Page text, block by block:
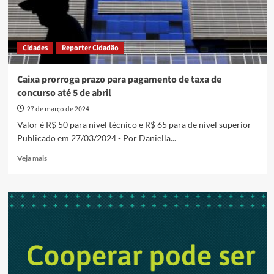
Cidades Reporter Cidadão
Caixa prorroga prazo para pagamento de taxa de
concurso até 5 de abril
27 de março de 2024
Valor é R$ 50 para nível técnico e R$ 65 para de nível superior
Publicado em 27/03/2024 - Por Daniella...
Veja maisRead
Caixa
prorroga
de
taxa